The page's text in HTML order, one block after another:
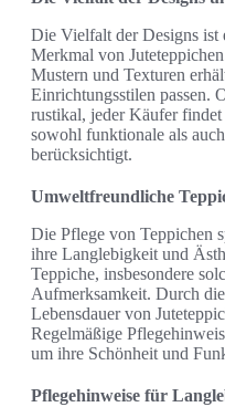
Die Vielfalt der Designs ist
Merkmal von
Mustern und Texturen
Einrichtungsstilen passen.
rustikal, jeder Käufer findet
sowohl funktionale als
berücksichtigt.
Umweltfreundliche
Die Pflege von Teppichen
ihre Langlebigkeit und
Teppiche, insbesondere
Aufmerksamkeit. Durch
Lebensdauer von
Regelmäßige
um ihre Schönheit und
Pflegehinweise für